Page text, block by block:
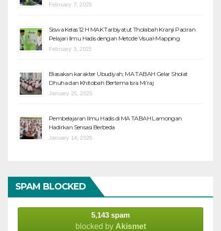
February 7, 2025
Siswa Kelas 12 H MAK Tarbiyatut Tholabah Kranji Paciran
Pelajari Ilmu Hadis dengan Metode Visual-Mapping
February 3, 2025
Biasakan karakter Ubudiyah; MA TABAH Gelar Sholat
Dhuha dan Khitobah Bertema Isra Mi’raj
January 25, 2025
Pembelajaran Ilmu Hadis di MA TABAH Lamongan
Hadirkan Sensasi Berbeda
January 14, 2025
SPAM BLOCKED
5,143 spam
blocked by Akismet